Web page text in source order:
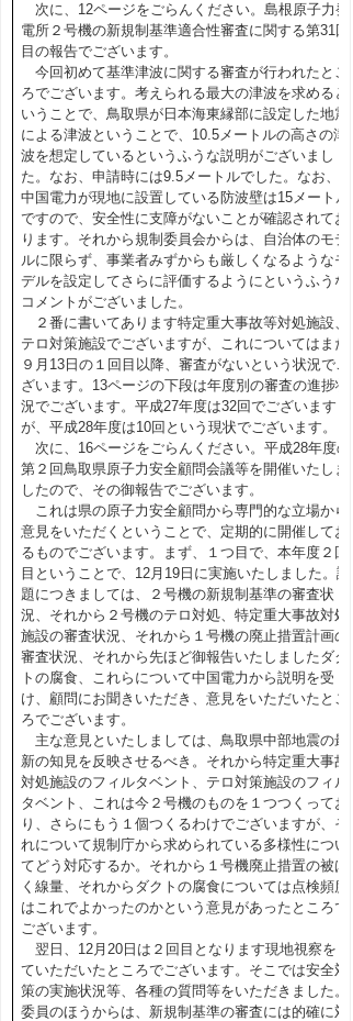
次に、12ページをごらんください。島根原子力発
電所２号機の新規制基準適合性審査に関する第31回
目の報告でございます。
今回初めて基準津波に関する審査が行われたとこ
ろでございます。考えられる最大の津波を求めると
いうことで、鳥取県が日本海東縁部に設定した地震
による津波ということで、10.5メートルの高さの津
波を想定しているというふうな説明がございまし
た。なお、申請時には9.5メートルでした。なお、
中国電力が現地に設置している防波壁は15メートル
ですので、安全性に支障がないことが確認されてお
ります。それから規制委員会からは、自治体のモデ
ルに限らず、事業者みずからも厳しくなるようなモ
デルを設定してさらに評価するようにというふうな
コメントがございました。
２番に書いてあります特定重大事故等対処施設、
テロ対策施設でございますが、これについてはまだ
９月13日の１回目以降、審査がないという状況でご
ざいます。13ページの下段は年度別の審査の進捗状
況でございます。平成27年度は32回でございます
が、平成28年度は10回という現状でございます。
次に、16ページをごらんください。平成28年度の
第２回鳥取県原子力安全顧問会議等を開催いたしま
したので、その御報告でございます。
これは県の原子力安全顧問から専門的な立場から
意見をいただくということで、定期的に開催してお
るものでございます。まず、１つ目で、本年度２回
目ということで、12月19日に実施いたしました。議
題につきましては、２号機の新規制基準の審査状
況、それから２号機のテロ対処、特定重大事故対処
施設の審査状況、それから１号機の廃止措置計画の
審査状況、それから先ほど御報告いたしましたダク
トの腐食、これらについて中国電力から説明を受
け、顧問にお聞きいただき、意見をいただいたとこ
ろでございます。
主な意見といたしましては、鳥取県中部地震の最
新の知見を反映させるべき。それから特定重大事故
対処施設のフィルタベント、テロ対策施設のフィル
タベント、これは今２号機のものを１つつくってお
り、さらにもう１個つくるわけでございますが、そ
れについて規制庁から求められている多様性につい
てどう対応するか。それから１号機廃止措置の被ば
く線量、それからダクトの腐食については点検頻度
はこれでよかったのかという意見があったところで
ございます。
翌日、12月20日は２回目となります現地視察をし
ていただいたところでございます。そこでは安全対
策の実施状況等、各種の質問等をいただきました。
委員のほうからは、新規制基準の審査には的確に対